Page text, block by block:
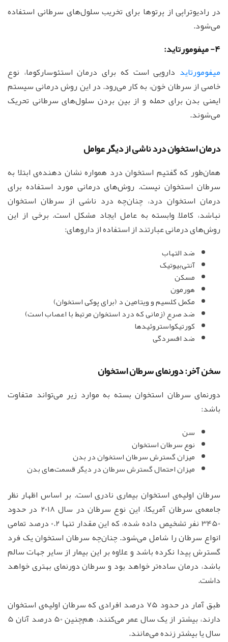
در رادیوتراپی از پرتوها برای تخریب سلول‌های سرطانی استفاده
می‌شود.
4- میفومورتاید:
میفومورتاید دارویی است که برای درمان استئوسارکوما، نوع
خاصی از سرطان خون، به کار می‌رود. در این روش درمانی سیستم
ایمنی بدن برای حمله و از بین بردن سلول‌های سرطانی تحریک
می‌شوند.
درمان استخوان درد ناشی از دیگر عوامل
همان‌طور که گفتیم استخوان درد همواره نشان دهنده‌ی ابتلا به
سرطان استخوان نیست. روش‌های درمانی مورد استفاده برای
درمان استخوان درد، چنان‌چه درد ناشی از سرطان استخوان
نباشد، کاملاً وابسته به عامل ایجاد مشکل است. برخی از این
روش‌های درمانی عبارتند از استفاده از داروهای:
ضد التهاب‌
آنتی‌بیوتیک‌
مسکن‌
هورمون
مکمل کلسیم و ویتامین د (برای پوکی استخوان)
ضد صرع (زمانی که درد استخوان مرتبط با اعصاب است)
کورتیکواستروئیدها
ضد افسردگی
سخن آخر: دورنمای سرطان استخوان
دورنمای سرطان استخوان بسته به موارد زیر می‌تواند متفاوت
باشد:
سن
نوع سرطان استخوان
میزان گسترش سرطان استخوان در بدن
میزان احتمال گسترش سرطان در دیگر قسمت‌های بدن
سرطان اولیه‌ی استخوان بیماری نادری است. بر اساس اظهار نظر
جامعه‌ی سرطان آمریکا، این نوع سرطان در سال 2018 در حدود
3450 نفر تشخیص داده شده، که این مقدار تنها 0.2 درصد تمامی
انواع سرطان را شامل می‌شود. چنان‌چه سرطان استخوان یک فرد
گسترش پیدا نکرده باشد و علاوه بر این بیمار از سایر جهات سالم
باشد، درمان ساده‌تر خواهد بود و سرطان دورنمای بهتری خواهد
داشت.
طبق آمار در حدود 75 درصد افرادی که سرطان اولیه‌ی استخوان
دارند، بیشتر از یک سال عمر می‌کنند، هم‌چنین 50 درصد آنان 5
سال یا بیشتر زنده می‌مانند.